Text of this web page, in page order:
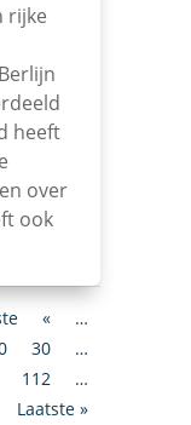
rijke
heeft
over
ook
«
…
30
…
112
…
Laatste »